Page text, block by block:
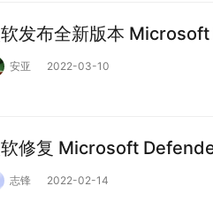
发布全新版本
安亚 2022-03-10
修复 Microsoft
志锋 2022-02-14